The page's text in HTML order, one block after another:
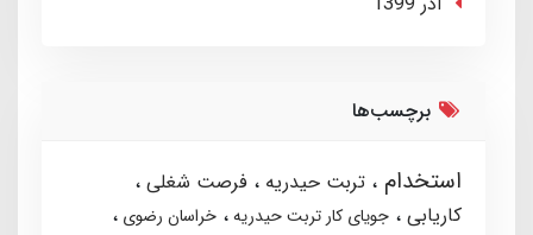
برچسب‌ها
استخدام تربت حیدریه
فرصت شغلی
کاریابی
جویای کار تربت حیدریه
خراسان رضوی